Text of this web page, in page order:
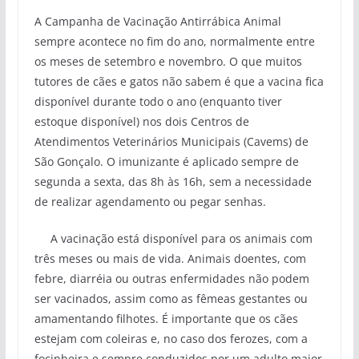
A Campanha de Vacinação Antirrábica Animal
sempre acontece no fim do ano, normalmente entre
os meses de setembro e novembro. O que muitos
tutores de cães e gatos não sabem é que a vacina fica
disponível durante todo o ano (enquanto tiver
estoque disponível) nos dois Centros de
Atendimentos Veterinários Municipais (Cavems) de
São Gonçalo. O imunizante é aplicado sempre de
segunda a sexta, das 8h às 16h, sem a necessidade
de realizar agendamento ou pegar senhas.
A vacinação está disponível para os animais com
três meses ou mais de vida. Animais doentes, com
febre, diarréia ou outras enfermidades não podem
ser vacinados, assim como as fêmeas gestantes ou
amamentando filhotes. É importante que os cães
estejam com coleiras e, no caso dos ferozes, com a